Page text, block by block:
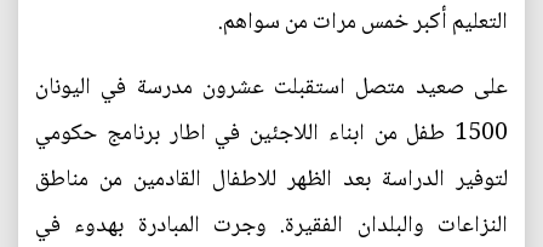
التعليم أكبر خمس مرات من سواهم.
على صعيد متصل استقبلت عشرون مدرسة في اليونان
1500 طفل من ابناء اللاجئين في اطار برنامج حكومي
لتوفير الدراسة بعد الظهر للاطفال القادمين من مناطق
النزاعات والبلدان الفقيرة. وجرت المبادرة بهدوء في